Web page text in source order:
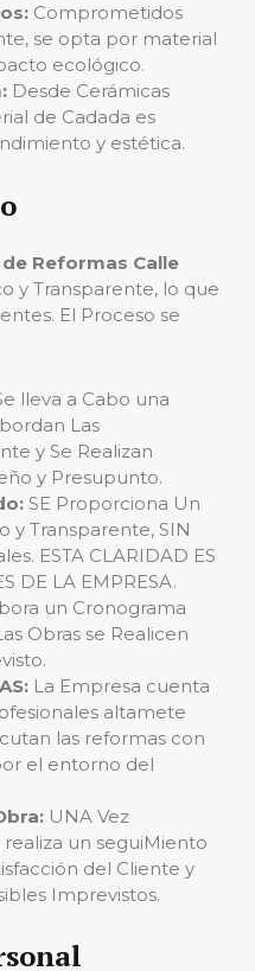
Comprometidos
se opta por material
ecológico.
Desde Cerámicas
de Cadada es
y estética.
Reformas Calle
y Transparente, lo que
El Proceso se
lleva a Cabo una
Las
y Se Realizan
y Presupunto.
SE Proporciona Un
y Transparente, SIN
ESTA CLARIDAD ES
DE LA EMPRESA.
un Cronograma
Obras se Realicen
La Empresa cuenta
altamete
las reformas con
el entorno del
UNA Vez
realiza un seguiMiento
del Cliente y
Imprevistos.